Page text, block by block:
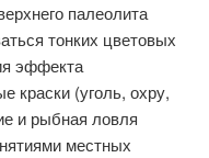
палеолита
тонких цветовых
эффекта
краски (уголь, охру,
и рыбная ловля
местных